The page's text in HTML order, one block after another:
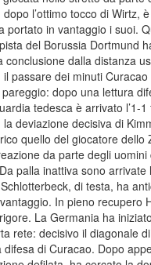
dopo l’ottimo tocco di Wirtz,
portato in vantaggio i suoi.
del Borussia Dortmund
conclusione dalla distanza
passare dei minuti
pareggio: dopo una lettura
tedesca è arrivato l’1-
deviazione decisiva di
quello del giocatore dello
da parte degli
palla inattiva sono arrivate
di testa, ha
In pieno recupero
La Germania ha
rete: decisivo il diagonale
difesa di Curacao. Dopo